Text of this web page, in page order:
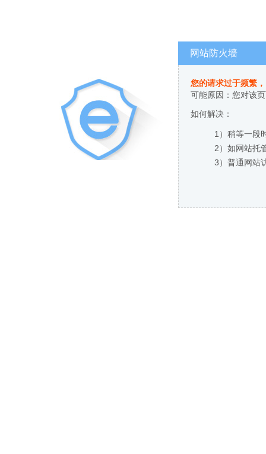
网站防火墙
您的请求过于频繁
可能原因：您对该
如何解决：
1）稍等一段
2）如网站托
3）普通网站